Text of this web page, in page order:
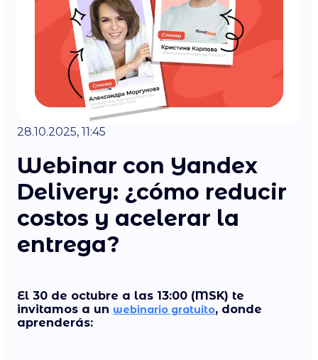
28.10.2025, 11:45
Webinar con Yandex
Delivery: ¿cómo reducir
costos y acelerar la
entrega?
El 30 de octubre a las 13:00 (MSK) te
invitamos a un webinario gratuito, donde
aprenderás: